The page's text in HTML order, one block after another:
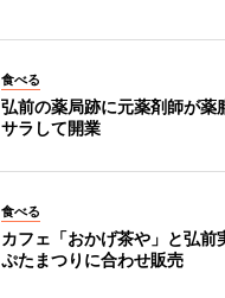
食べる
弘前の薬局跡に元薬剤師が
サラして開業
食べる
カフェ「おかげ茶や」と弘
ぷたまつりに合わせ販売